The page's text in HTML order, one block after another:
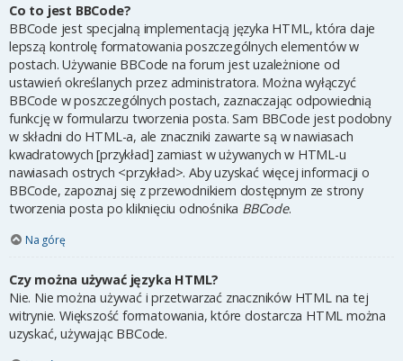
Co to jest BBCode?
BBCode jest specjalną implementacją języka HTML, która daje
lepszą kontrolę formatowania poszczególnych elementów w
postach. Używanie BBCode na forum jest uzależnione od
ustawień określanych przez administratora. Można wyłączyć
BBCode w poszczególnych postach, zaznaczając odpowiednią
funkcję w formularzu tworzenia posta. Sam BBCode jest podobny
w składni do HTML-a, ale znaczniki zawarte są w nawiasach
kwadratowych [przykład] zamiast w używanych w HTML-u
nawiasach ostrych <przykład>. Aby uzyskać więcej informacji o
BBCode, zapoznaj się z przewodnikiem dostępnym ze strony
tworzenia posta po kliknięciu odnośnika BBCode.
Na górę
Czy można używać języka HTML?
Nie. Nie można używać i przetwarzać znaczników HTML na tej
witrynie. Większość formatowania, które dostarcza HTML można
uzyskać, używając BBCode.